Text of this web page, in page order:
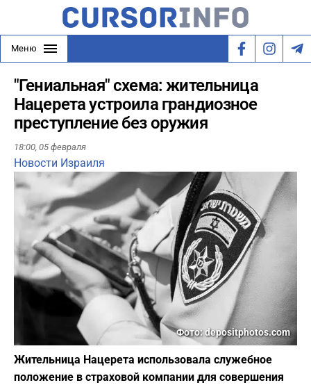
Меню
"Гениальная" схема: жительница
Нацерета устроила грандиозное
преступление без оружия
18:00, 05 февраля
Новости Израиля
Фото: depositphotos.com
Жительница Нацерета использовала служебное
положение в страховой компании для совершения